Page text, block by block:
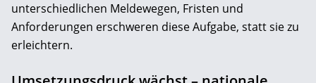
unterschiedlichen Meldewegen, Fristen und
Anforderungen erschweren diese Aufgabe, statt sie zu
erleichtern.